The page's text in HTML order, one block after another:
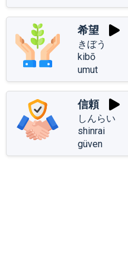
希望
きぼう
kibō
umut
信頼
しんらい
shinrai
güven